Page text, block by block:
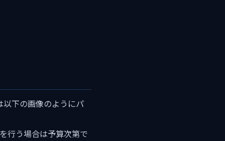
下の画像のようにパ
行う場合は予算次第で